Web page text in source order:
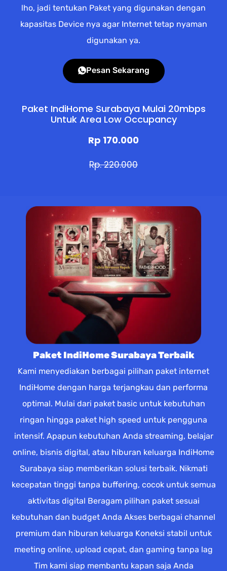
lho, jadi tentukan Paket yang digunakan dengan
kapasitas Device nya agar Internet tetap nyaman
digunakan ya.
Pesan Sekarang
Paket IndiHome Surabaya Mulai 20mbps
Untuk Area Low Occupancy
Rp 170.000
Rp. 220.000
Paket IndiHome Surabaya Terbaik
Kami menyediakan berbagai pilihan paket internet
IndiHome dengan harga terjangkau dan performa
optimal. Mulai dari paket basic untuk kebutuhan
ringan hingga paket high speed untuk pengguna
intensif. Apapun kebutuhan Anda streaming, belajar
online, bisnis digital, atau hiburan keluarga IndiHome
Surabaya siap memberikan solusi terbaik. Nikmati
kecepatan tinggi tanpa buffering, cocok untuk semua
aktivitas digital Beragam pilihan paket sesuai
kebutuhan dan budget Anda Akses berbagai channel
premium dan hiburan keluarga Koneksi stabil untuk
meeting online, upload cepat, dan gaming tanpa lag
Tim kami siap membantu kapan saja Anda